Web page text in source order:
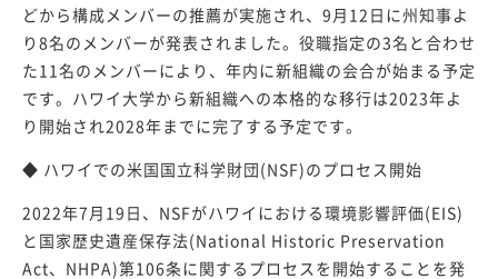
どから構成メンバーの推薦が実施され、9月12日に州知事よ
り8名のメンバーが発表されました。役職指定の3名と合わせ
た11名のメンバーにより、年内に新組織の会合が始まる予定
です。ハワイ大学から新組織への本格的な移行は2023年よ
り開始され2028年までに完了する予定です。
◆ ハワイでの米国国立科学財団(NSF)のプロセス開始
2022年7月19日、NSFがハワイにおける環境影響評価(EIS)
と国家歴史遺産保存法(National Historic Preservation
Act、NHPA)第106条に関するプロセスを開始することを発